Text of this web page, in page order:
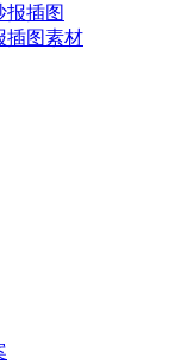
报插图
插图素材